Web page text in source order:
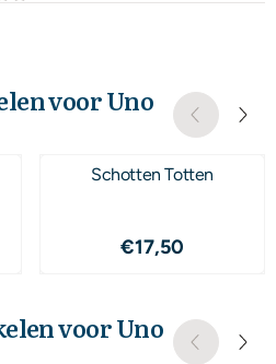
voorUno
Schotten Totten
Prijs: 17,50
€17,50
voorUno